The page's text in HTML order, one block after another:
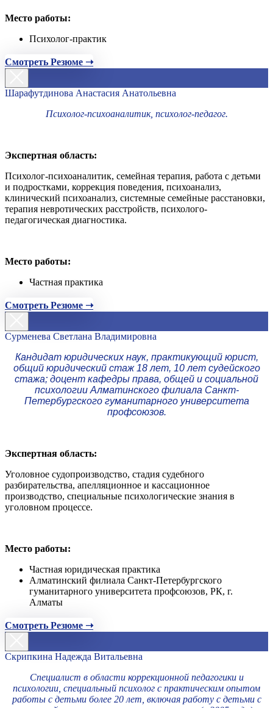
Место работы:
Психолог-практик
Смотреть Резюме ➝
Шарафутдинова Анастасия Анатольевна
Психолог-психоаналитик, психолог-педагог.
Экспертная область:
Психолог-психоаналитик, семейная терапия, работа с детьми
и подростками, коррекция поведения, психоанализ,
клинический психоанализ, системные семейные расстановки,
терапия невротических расстройств, психолого-
педагогическая диагностика.
Место работы:
Частная практика
Смотреть Резюме ➝
Сурменева Светлана Владимировна
Кандидат юридических наук, практикующий юрист,
общий юридический стаж 18 лет, 10 лет судейского
стажа; доцент кафедры права, общей и социальной
психологии Алматинского филиала Санкт-
Петербургского гуманитарного университета
профсоюзов.
Экспертная область:
Уголовное судопроизводство, стадия судебного
разбирательства, апелляционное и кассационное
производство, специальные психологические знания в
уголовном процессе.
Место работы:
Частная юридическая практика
Алматинский филиала Санкт-Петербургского
гуманитарного университета профсоюзов, РК, г.
Алматы
Смотреть Резюме ➝
Скрипкина Надежда Витальевна
Специалист в области коррекционной педагогики и
психологии, специальный психолог с практическим опытом
работы с детьми более 20 лет, включая работу с детьми с